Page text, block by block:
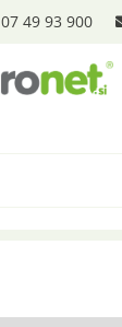
07 49 93 900